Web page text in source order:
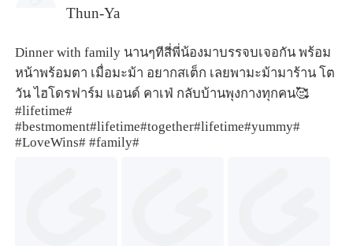
Thun-Ya
Dinner with family นานๆทีสี่พี่น้องมาบรรจบเจอกัน พร้อม
หน้าพร้อมตา เมื่อมะม้า อยากสเต็ก เลยพามะม้ามาร้าน โต
วัน ไฮโดรฟาร์ม แอนด์ คาเฟ่ กลับบ้านพุงกางทุกคน🥰
#lifetime#
#bestmoment#lifetime#together#lifetime#yummy#
#LoveWins# #family#